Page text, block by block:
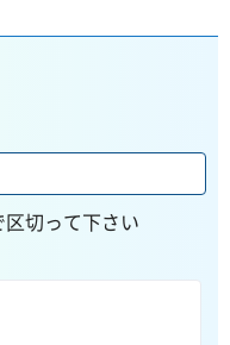
切って下さい